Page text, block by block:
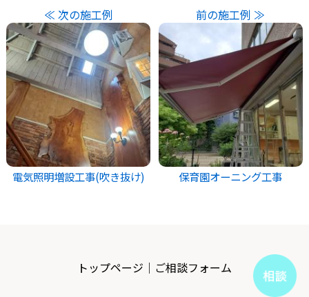
≪ 次の施工例
電気照明増設工事(吹き抜け)
前の施工例 ≫
保育園オーニング工事
トップページ ｜ ご相談フォーム